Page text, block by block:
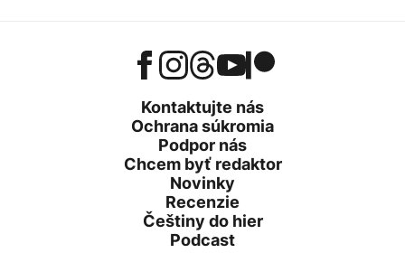
Kontaktujte nás
Ochrana súkromia
Podpor nás
Chcem byť redaktor
Novinky
Recenzie
Češtiny do hier
Podcast